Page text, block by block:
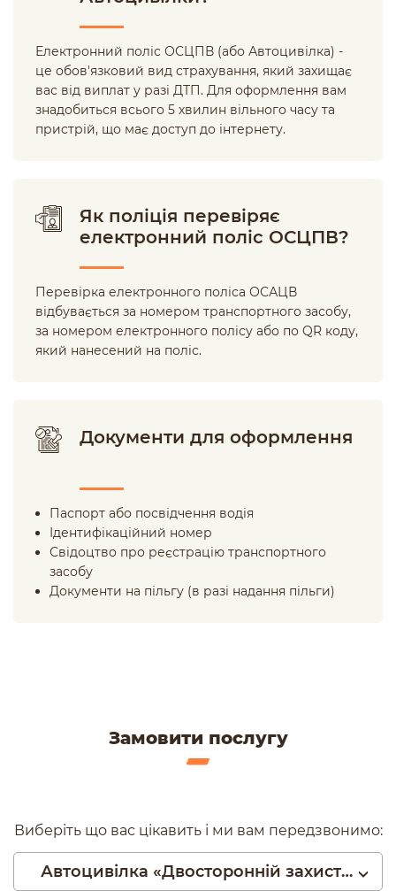
Електронний поліс ОСЦПВ (або Автоцивілка) -
це обов'язковий вид страхування, який захищає
вас від виплат у разі ДТП. Для оформлення вам
знадобиться всього 5 хвилин вільного часу та
пристрій, що має доступ до інтернету.
Як поліція перевіряє
електронний поліс ОСЦПВ?
Перевірка електронного поліса ОСАЦВ
відбувається за номером транспортного засобу,
за номером електронного полісу або по QR коду,
який нанесений на поліс.
Документи для оформлення
Паспорт або посвідчення водія
Ідентифікаційний номер
Свідоцтво про реєстрацію транспортного
засобу
Документи на пільгу (в разі надання пільги)
Замовити послугу
Виберіть що вас цікавить і ми вам передзвонимо:
Автоцивілка «Двосторонній захист» + Медицина